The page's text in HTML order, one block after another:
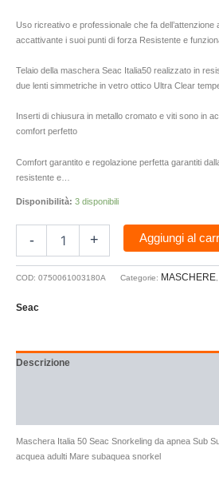
Uso ricreativo e professionale che fa dell’attenzione
accattivante i suoi punti di forza Resistente e
Telaio della maschera Seac Italia50 realizzato in
due lenti simmetriche in vetro ottico Ultra Clear
Inserti di chiusura in metallo cromato e viti sono in
comfort perfetto
Comfort garantito e regolazione perfetta garantiti
resistente e…
Disponibilità: 3 disponibili
- + Aggiungi al
COD: 0750061003180A Categorie: MASCHERE
Seac
Descrizione
Maschera Italia 50 Seac Snorkeling da apnea Sub
acquea adulti Mare subaquea snorkel